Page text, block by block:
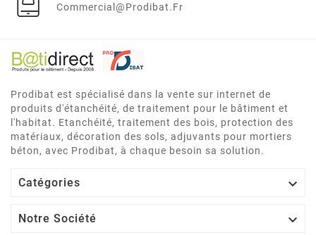
Commercial@prodibat.fr
Prodibat est spécialisé dans la vente sur internet de
produits d'étanchéité, de traitement pour le bâtiment et
l'habitat. Etanchéité, traitement des bois, protection des
matériaux, décoration des sols, adjuvants pour mortiers
béton, avec Prodibat, à chaque besoin sa solution.
Catégories 
Notre Société 